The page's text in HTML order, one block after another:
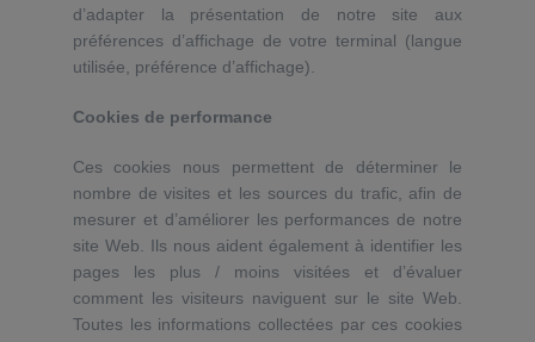
d’adapter la présentation de notre site aux
préférences d’affichage de votre terminal (langue
utilisée, préférence d’affichage).
Cookies de performance
Ces cookies nous permettent de déterminer le
nombre de visites et les sources du trafic, afin de
mesurer et d’améliorer les performances de notre
site Web. Ils nous aident également à identifier les
pages les plus / moins visitées et d’évaluer
comment les visiteurs naviguent sur le site Web.
Toutes les informations collectées par ces cookies